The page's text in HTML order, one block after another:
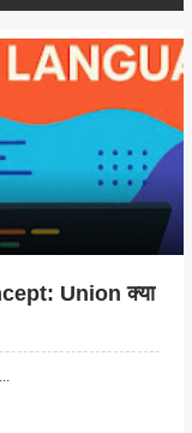
Union क्या